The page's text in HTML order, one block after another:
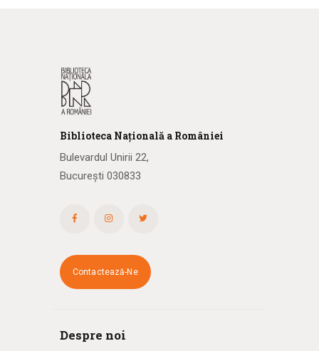
Biblioteca Națională a României
Bulevardul Unirii 22,
București 030833
Contactează-Ne
Despre noi